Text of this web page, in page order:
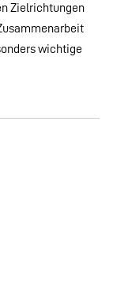
Zielrichtungen
wichtige